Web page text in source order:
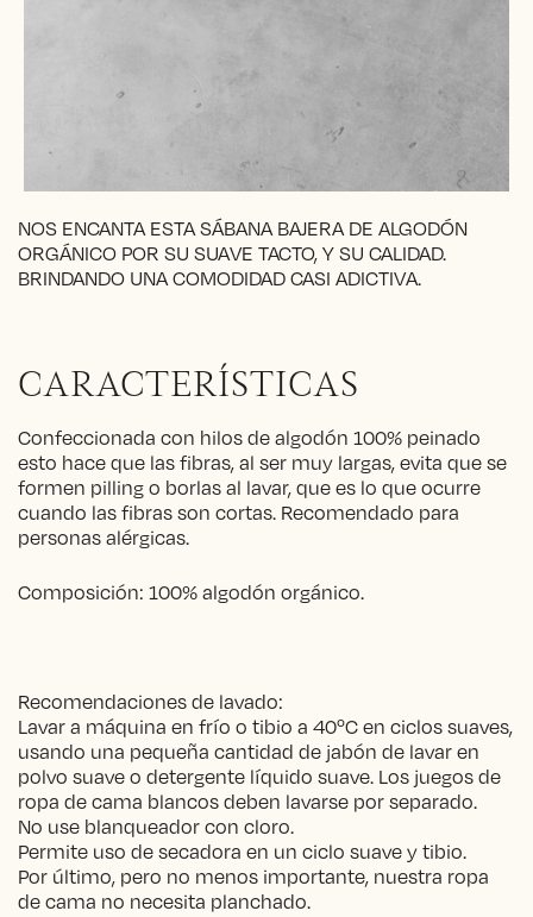
NOS ENCANTA ESTA SÁBANA BAJERA DE ALGODÓN
ORGÁNICO POR SU SUAVE TACTO, Y SU CALIDAD.
BRINDANDO UNA COMODIDAD CASI ADICTIVA.
CARACTERÍSTICAS
Confeccionada con hilos de algodón 100% peinado
esto hace que las fibras, al ser muy largas, evita que se
formen pilling o borlas al lavar, que es lo que ocurre
cuando las fibras son cortas. Recomendado para
personas alérgicas.
Composición: 100% algodón orgánico.
Recomendaciones de lavado:
Lavar a máquina en frío o tibio a 40ºC en ciclos suaves,
usando una pequeña cantidad de jabón de lavar en
polvo suave o detergente líquido suave. Los juegos de
ropa de cama blancos deben lavarse por separado.
No use blanqueador con cloro.
Permite uso de secadora en un ciclo suave y tibio.
Por último, pero no menos importante, nuestra ropa
de cama no necesita planchado.